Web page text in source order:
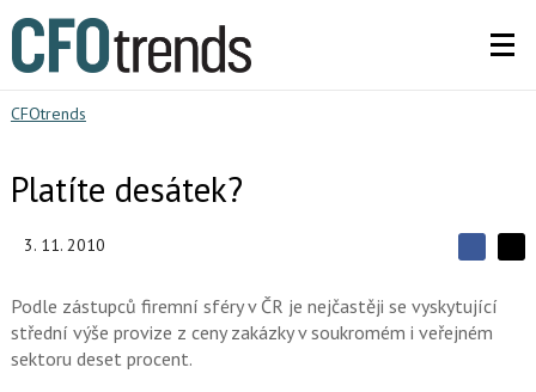
CFOtrends
Platíte desátek?
3. 11. 2010
S
í
l
S
í
l
e
Podle zástupců firemní sféry v ČR je nejčastěji se vyskytující
střední výše provize z ceny zakázky v soukromém i veřejném
sektoru deset procent.